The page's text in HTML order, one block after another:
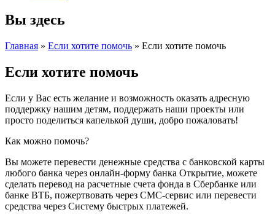
Вы здесь
Главная » Если хотите помочь » Если хотите помочь
Если хотите помочь
Если у Вас есть желание и возможность оказать адресную
поддержку нашим детям, поддержать наши проекты или
просто поделиться капелькой души, добро пожаловать!
Как можно помочь?
Вы можете перевести денежные средства с банковской карты
любого банка через онлайн-форму банка Открытие, можете
сделать перевод на расчетные счета фонда в Сбербанке или
банке ВТБ, пожертвовать через СМС-сервис или перевести
средства через Систему быстрых платежей.